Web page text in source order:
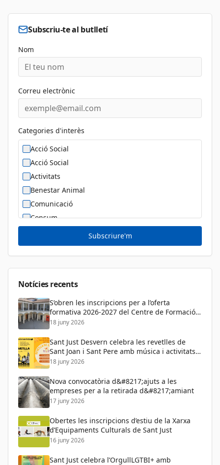
Subscriu-te al butlletí
Nom
Correu electrònic
Categories d'interès
Acció Social
Acció Social
Activitats
Benestar Animal
Comunicació
Consum
Diversitat Sexual i de Gènere
Dona
Subscriure'm
Notícies recents
S’obren les inscripcions per a l’oferta
formativa 2026-2027 del Centre de Formació
de Persones Adultes
18 juny 2026
Sant Just Desvern celebra les revetlles de
Sant Joan i Sant Pere amb música i activitats
per a tots els públics
18 juny 2026
Nova convocatòria d&#8217;ajuts a les
empreses per a la retirada d&#8217;amiant
17 juny 2026
Obertes les inscripcions d’estiu de la Xarxa
d’Equipaments Culturals de Sant Just
16 juny 2026
Sant Just celebra l’OrgullLGTBI+ amb